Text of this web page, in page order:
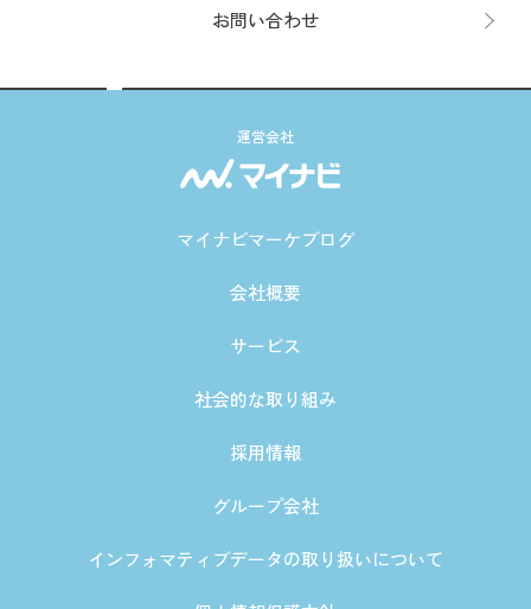
お問い合わせ
運営会社
マイナビマーケブログ
会社概要
サービス
社会的な取り組み
採用情報
グループ会社
インフォマティブデータの取り扱いについて